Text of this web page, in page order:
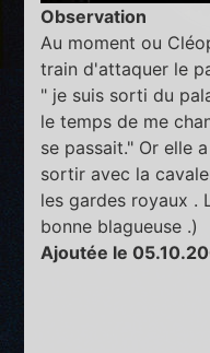
Observation
Au moment ou
train d'attaquer le
" je suis sorti du
le temps de me
se passait." Or elle
sortir avec la
les gardes royaux .
bonne blagueuse .)
Ajoutée le